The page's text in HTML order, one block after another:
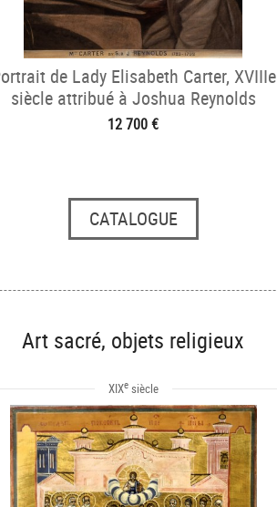
de Lady Elisabeth Carter, XVIIIe
siècle attribué à Joshua Reynolds
12 700 €
CATALOGUE
Art sacré, objets religieux
XIXesiècle